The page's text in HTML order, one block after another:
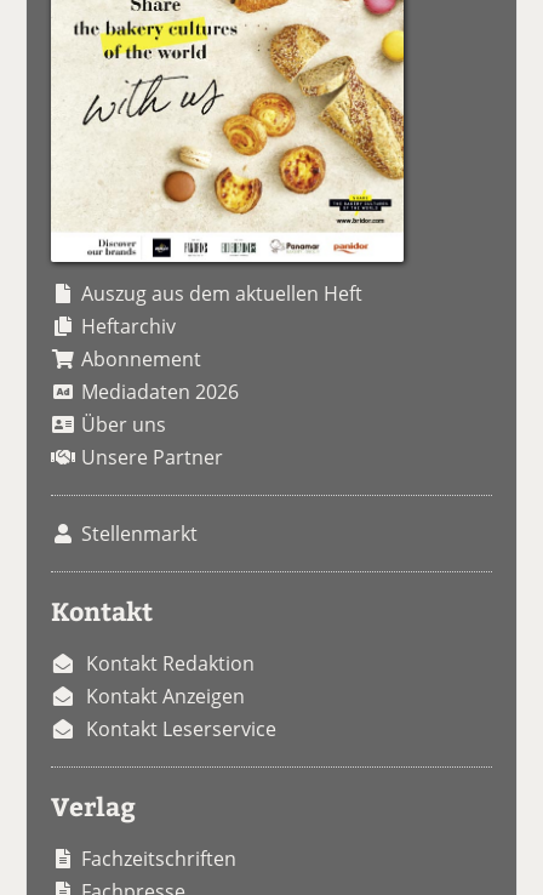
Auszug aus dem aktuellen Heft
Heftarchiv
Abonnement
Mediadaten 2026
Über uns
Unsere Partner
Stellenmarkt
Kontakt
Kontakt Redaktion
Kontakt Anzeigen
Kontakt Leserservice
Verlag
Fachzeitschriften